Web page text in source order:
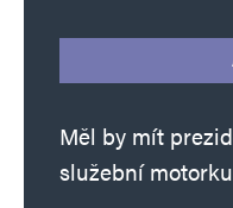
Měl by mít
služební